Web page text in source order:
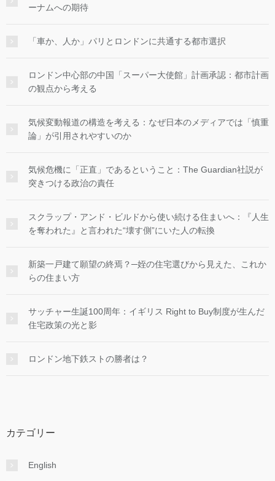
ーナムへの期待
「車か、人か」パリとロンドンに共通する都市選択
ロンドン中心部の中国「スーパー大使館」計画承認：都市計画
の観点から考える
気候変動報道の構造を考える：なぜ日本のメディアでは「慎重
論」が引用されやすいのか
気候危機に「正直」であるということ：The Guardian社説が
突きつける政治の責任
スクラップ・アンド・ビルドから使い続ける住まいへ：『人生
を奪われた』と言われた“壊す側”にいた人の転換
新築一戸建て願望の終焉？─姪の住宅選びから見えた、これか
らの住まい方
サッチャー生誕100周年：イギリス Right to Buy制度が生んだ
住宅政策の光と影
ロンドン地下鉄ストの勝者は？
カテゴリー
English